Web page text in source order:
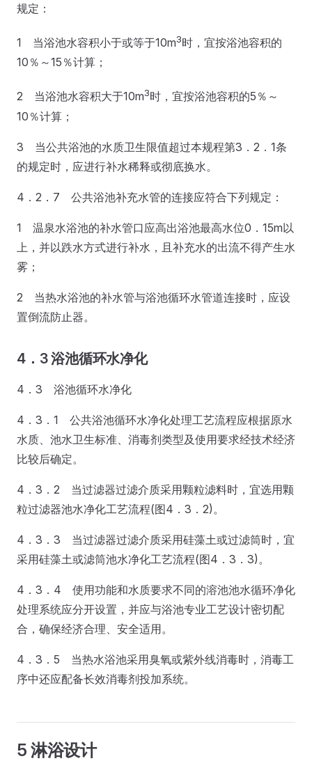
规定：
1 当浴池水容积小于或等于10m3时，宜按浴池容积的
10％～15％计算；
2 当浴池水容积大于10m3时，宜按浴池容积的5％～
10％计算；
3 当公共浴池的水质卫生限值超过本规程第3．2．1条
的规定时，应进行补水稀释或彻底换水。
4．2．7 公共浴池补充水管的连接应符合下列规定：
1 温泉水浴池的补水管口应高出浴池最高水位0．15m以
上，并以跌水方式进行补水，且补充水的出流不得产生水
雾；
2 当热水浴池的补水管与浴池循环水管道连接时，应设
置倒流防止器。
4．3 浴池循环水净化
4．3 浴池循环水净化
4．3．1 公共浴池循环水净化处理工艺流程应根据原水
水质、池水卫生标准、消毒剂类型及使用要求经技术经济
比较后确定。
4．3．2 当过滤器过滤介质采用颗粒滤料时，宜选用颗
粒过滤器池水净化工艺流程(图4．3．2)。
4．3．3 当过滤器过滤介质采用硅藻土或过滤筒时，宜
采用硅藻土或滤筒池水净化工艺流程(图4．3．3)。
4．3．4 使用功能和水质要求不同的溶池池水循环净化
处理系统应分开设置，并应与浴池专业工艺设计密切配
合，确保经济合理、安全适用。
4．3．5 当热水浴池采用臭氧或紫外线消毒时，消毒工
序中还应配备长效消毒剂投加系统。
5 淋浴设计